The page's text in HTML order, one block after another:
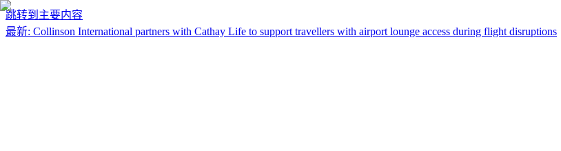
跳转到主要内容
最新: Collinson International partners with Cathay Life to support travellers with airport lounge access during flight disruptions